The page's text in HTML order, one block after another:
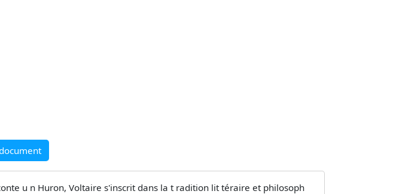
u n Huron, Voltaire s'inscrit dans la t radition lit téraire et philosoph